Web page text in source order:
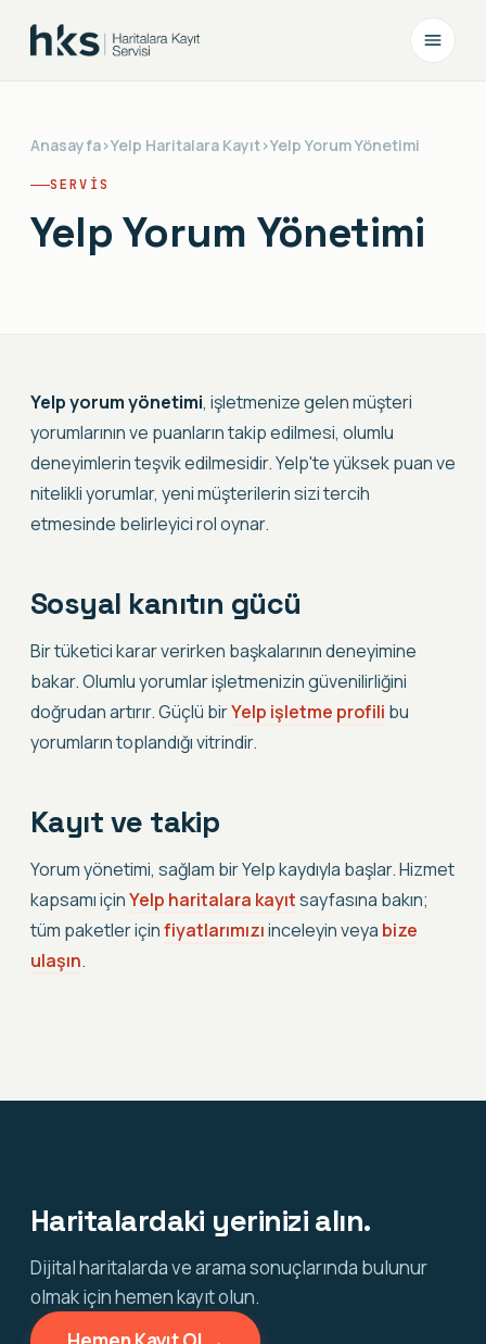
Anasayfa›Yelp Haritalara Kayıt›Yelp Yorum Yönetimi
SERVIS
Yelp Yorum Yönetimi
Yelp yorum yönetimi, işletmenize gelen müşteri
yorumlarının ve puanların takip edilmesi, olumlu
deneyimlerin teşvik edilmesidir. Yelp'te yüksek puan ve
nitelikli yorumlar, yeni müşterilerin sizi tercih
etmesinde belirleyici rol oynar.
Sosyal kanıtın gücü
Bir tüketici karar verirken başkalarının deneyimine
bakar. Olumlu yorumlar işletmenizin güvenilirliğini
doğrudan artırır. Güçlü birYelp işletme profili bu
yorumların toplandığı vitrindir.
Kayıt ve takip
Yorum yönetimi, sağlam bir Yelp kaydıyla başlar. Hizmet
kapsamı içinYelp haritalara kayıtsayfasına bakın;
tüm paketler içinfiyatlarımızıinceleyin veya bize
ulaşın.
Haritalardaki yerinizi alın.
Dijital haritalarda ve arama sonuçlarında bulunur
olmak için hemen kayıt olun.